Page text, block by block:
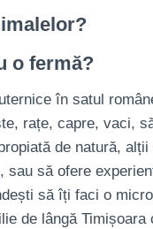
o fermă?
în satul
rațe, capre, vaci,
de natură,
, sau să ofere
să îți faci o
de lângă